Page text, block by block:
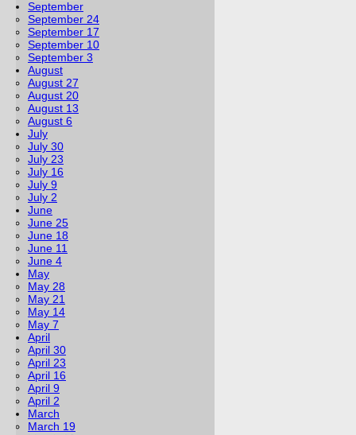
September
September 24
September 17
September 10
September 3
August
August 27
August 20
August 13
August 6
July
July 30
July 23
July 16
July 9
July 2
June
June 25
June 18
June 11
June 4
May
May 28
May 21
May 14
May 7
April
April 30
April 23
April 16
April 9
April 2
March
March 19